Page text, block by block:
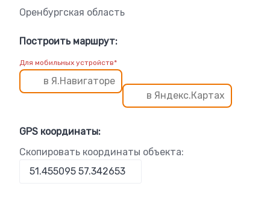
Оренбургская область
Построить маршрут:
Для мобильных устройств*
в Я.Навигаторе
в Яндекс.Картах
GPS координаты:
Скопировать координаты объекта: